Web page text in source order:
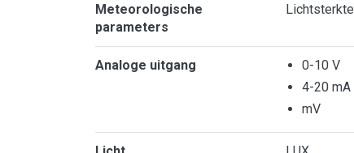
Meteorologische
parameters
Lichtsterkte
Analoge uitgang
0-10 V
4-20 mA
mV